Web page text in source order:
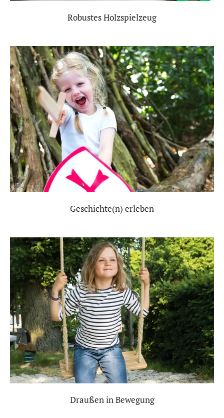
Robustes Holzspielzeug
Geschichte(n) erleben
Draußen in Bewegung